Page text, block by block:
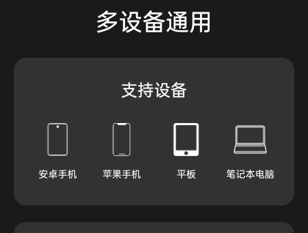
多设备通用
支持设备
安卓手机 苹果手机 平板 笔记本电脑